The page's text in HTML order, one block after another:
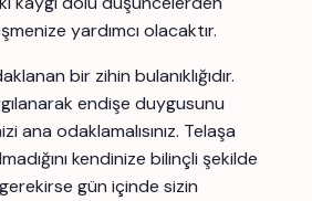
yardımcı olacaktır.
bir zihin bulanıklığıdır.
endişe duygusunu
ana odaklamalısınız. Telaşa
kendinize bilinçli şekilde
gün içinde sizin